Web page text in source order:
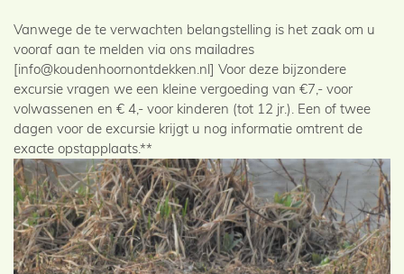
Vanwege de te verwachten belangstelling is het zaak om u
vooraf aan te melden via ons mailadres
[info@koudenhoornontdekken.nl] Voor deze bijzondere
excursie vragen we een kleine vergoeding van €7,- voor
volwassenen en € 4,- voor kinderen (tot 12 jr.). Een of twee
dagen voor de excursie krijgt u nog informatie omtrent de
exacte opstapplaats.**